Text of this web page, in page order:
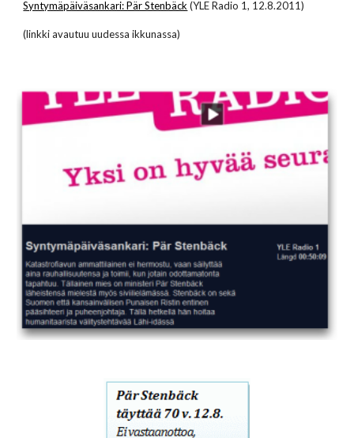
Syntymäpäiväsankari: Pär Stenbäck (YLE Radio 1, 12.8.2011)
(linkki avautuu uudessa ikkunassa)